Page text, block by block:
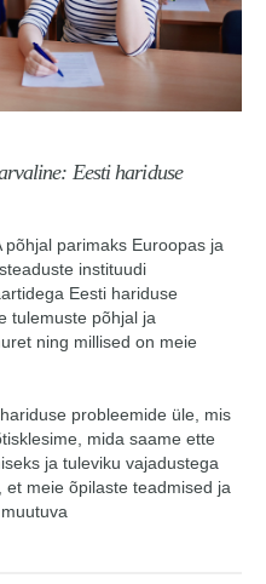
Eesti hariduse
parimaks Euroopas ja
instituudi
Eesti hariduse
tulemuste põhjal ja
ning millised on meie
probleemide üle, mis
mida saame ette
ja tuleviku vajadustega
meie õpilaste teadmised ja